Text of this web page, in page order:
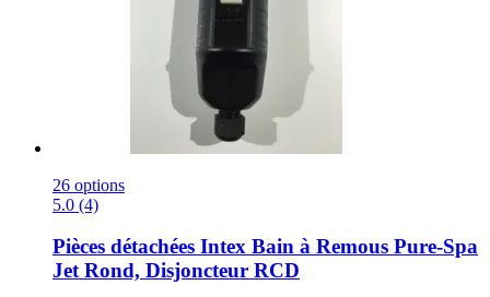
26 options
5.0 (4)
Pièces détachées Intex Bain à Remous Pure-​Spa
Jet Rond, Disjoncteur RCD